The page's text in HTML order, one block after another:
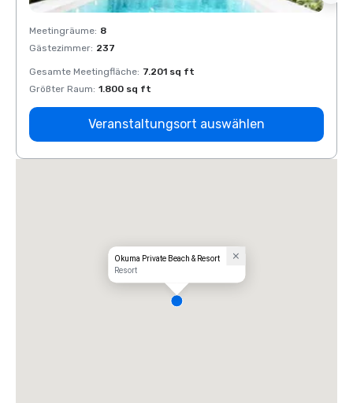
Meetingräume: 8
Gästezimmer: 237
Gesamte Meetingfläche: 7.201 sq ft
Größter Raum: 1.800 sq ft
Veranstaltungsort auswählen
Okuma Private Beach & Resort
Resort